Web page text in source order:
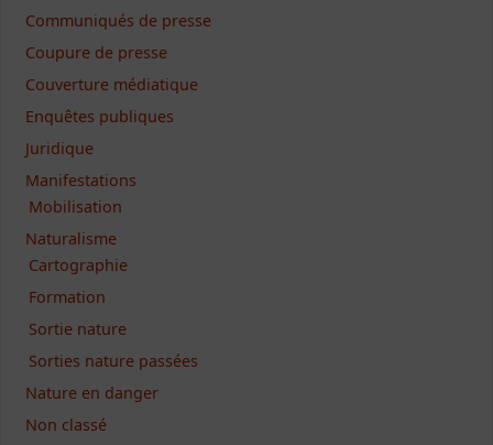
Communiqués de presse
Coupure de presse
Couverture médiatique
Enquêtes publiques
Juridique
Manifestations
Mobilisation
Naturalisme
Cartographie
Formation
Sortie nature
Sorties nature passées
Nature en danger
Non classé